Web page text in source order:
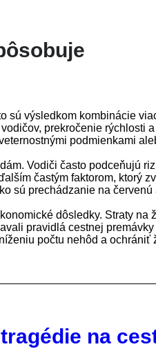
sú výsledkom kombinácie
prekročenie rýchlosti a
podmienkami
Vodiči často podceňujú
častým faktorom, ktorý
sú prechádzanie na červenú
dôsledky. Straty na
pravidlá cestnej
počtu nehôd a ochrániť
na